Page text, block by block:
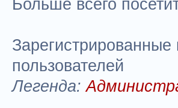
Больше всего
Зарегистрированные
пользователей
Легенда: